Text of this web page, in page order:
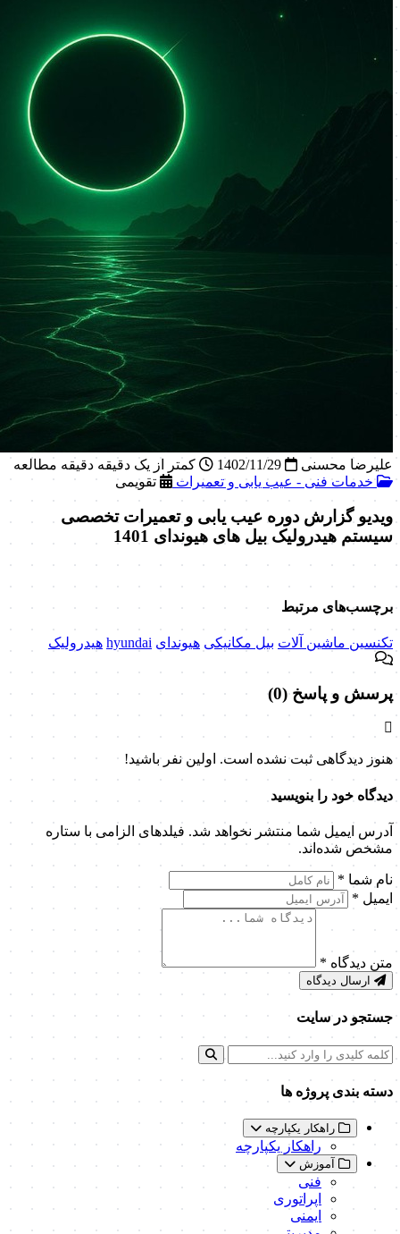
علیرضا محسنی
کمتر از یک دقیقه دقیقه مطالعه
خدمات فنی - عیب یابی و تعمیرات
تقویمی
ویدیو گزارش دوره عیب یابی و تعمیرات تخصصی
سیستم هیدرولیک بیل های هیوندای 1401
برچسب‌های مرتبط
تکنسین ماشین آلات بیل مکانیکی هیوندای hyundai هیدرولیک
پرسش و پاسخ (0)
هنوز دیدگاهی ثبت نشده است. اولین نفر باشید!
دیدگاه خود را بنویسید
آدرس ایمیل شما منتشر نخواهد شد. فیلدهای الزامی با ستاره
مشخص شده‌اند.
نام شما *
ایمیل *
متن دیدگاه *
ارسال دیدگاه
جستجو در سایت
دسته بندی پروژه ها
راهکار یکپارچه
راهکار یکپارچه
آموزش
فنی
اپراتوری
ایمنی